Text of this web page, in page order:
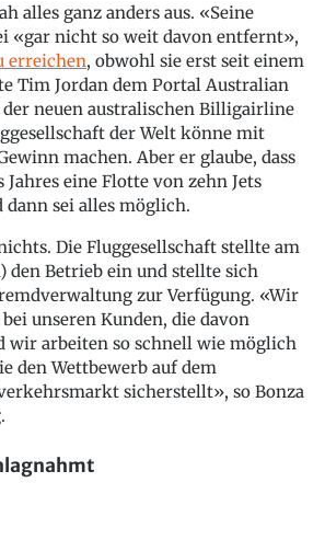
alles ganz anders aus. «Seine
«gar nicht so weit davon entfernt»,
erreichen, obwohl sie erst seit einem
Tim Jordan dem Portal Australian
neuen australischen Billigairline
der Welt könne mit
machen. Aber er glaube, dass
Jahres eine Flotte von zehn Jets
sei alles möglich.
Die Fluggesellschaft stellte am
den Betrieb ein und stellte sich
zur Verfügung. «Wir
unseren Kunden, die davon
wir arbeiten so schnell wie möglich
den Wettbewerb auf dem
sicherstellt», so Bonza